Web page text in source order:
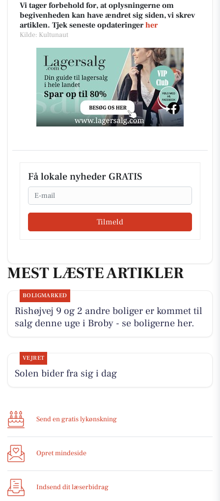
Vi tager forbehold for, at oplysningerne om
begivenheden kan have ændret sig siden, vi skrev
artiklen. Tjek seneste opdateringer her
Kilde: Kultunaut
Få lokale nyheder GRATIS
Email
Tilmeld
MEST LÆSTE ARTIKLER
BOLIGMARKED
Rishøjvej 9 og 2 andre boliger er kommet til
salg denne uge i Broby - se boligerne her.
VEJRET
Solen bider fra sig i dag
Send en gratis lykønskning
Opret mindeside
Indsend dit læserbidrag